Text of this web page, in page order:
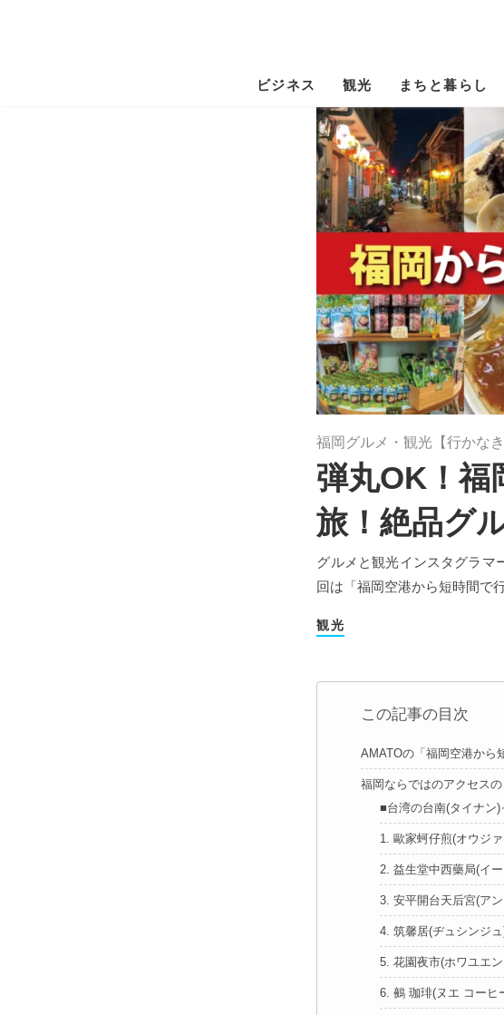
ビジネス 観光 まちと暮らし
福岡グルメ・観光【行かな
弾丸OK！福
旅！絶品グ
グルメと観光インスタグラマ
回は「福岡空港から短時間で
観光
この記事の目次
AMATOの「福岡空港から
福岡ならではのアクセス
■台湾の台南(タイナン)
1. 歐家蚵仔煎(オウジ
2. 益生堂中西藥局(イ
3. 安平開台天后宮(ア
4. 筑馨居(ヂュシンジ
5. 花園夜市(ホワユエ
6. 鵺 珈琲(ヌエ コーヒ